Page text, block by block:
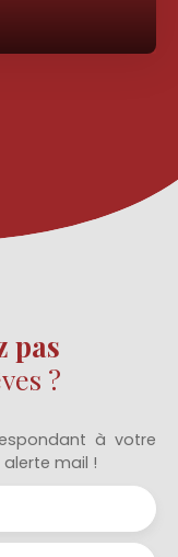
pas
?
à votre
mail !